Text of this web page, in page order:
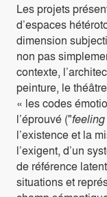
Les projets
d’espaces
dimension
non pas
contexte,
peinture, le
« les codes
l’éprouvé ("
l’existence et la
l’exigent, d’un
de référence
situations et